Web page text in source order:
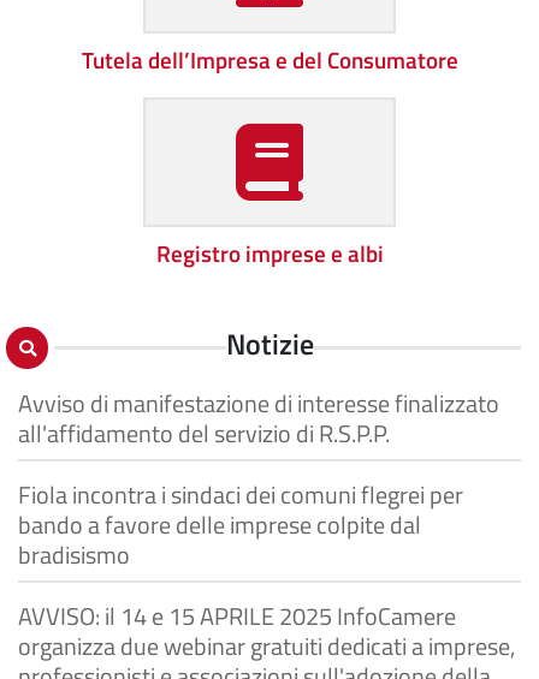
Tutela dell’Impresa e del Consumatore
Registro imprese e albi
Notizie
Avviso di manifestazione di interesse finalizzato
all'affidamento del servizio di R.S.P.P.
Fiola incontra i sindaci dei comuni flegrei per
bando a favore delle imprese colpite dal
bradisismo
AVVISO: il 14 e 15 APRILE 2025 InfoCamere
organizza due webinar gratuiti dedicati a imprese,